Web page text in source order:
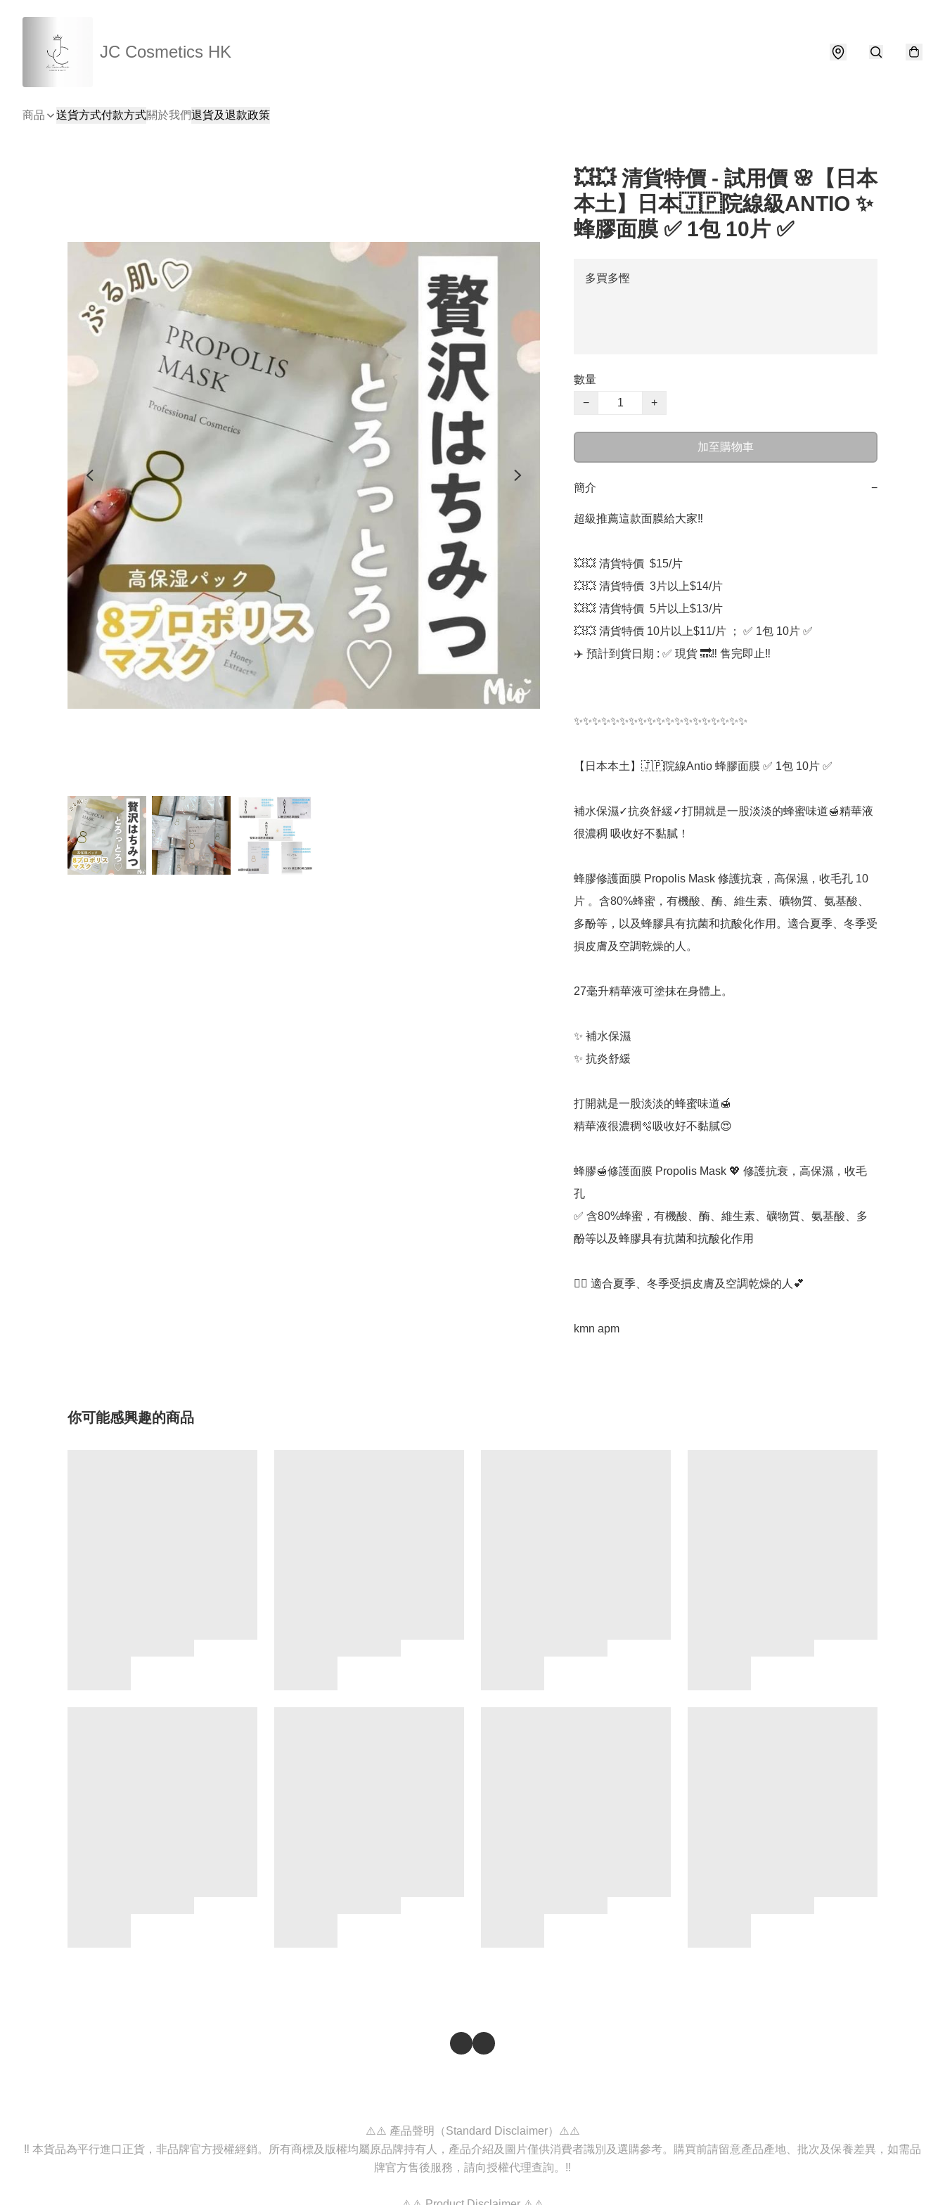
JC Cosmetics HK
商品 送貨方式付款方式關於我們退貨及退款政策
💥💥 清貨特價 - 試用價 🌸【日本
本土】日本🇯🇵院線級ANTIO ✨
蜂膠面膜 ✅ 1包 10片 ✅
多買多慳
數量
−
+
加至購物車
簡介 −
超級推薦這款面膜給大家‼️
💥💥 清貨特價  $15/片
💥💥 清貨特價  3片以上$14/片
💥💥 清貨特價  5片以上$13/片
💥💥 清貨特價 10片以上$11/片 ； ✅ 1包 10片 ✅
✈️ 預計到貨日期 : ✅ 現貨 🔜‼️ 售完即止‼️
✨✨✨✨✨✨✨✨✨✨✨✨✨✨✨✨✨✨✨
【日本本土】🇯🇵院線Antio 蜂膠面膜 ✅ 1包 10片 ✅
補水保濕✓抗炎舒緩✓打開就是一股淡淡的蜂蜜味道🍯精華液
很濃稠 吸收好不黏膩！
蜂膠修護面膜 Propolis Mask 修護抗衰，高保濕，收毛孔 10
片 。含80%蜂蜜，有機酸、酶、維生素、礦物質、氨基酸、
多酚等，以及蜂膠具有抗菌和抗酸化作用。適合夏季、冬季受
損皮膚及空調乾燥的人。
27毫升精華液可塗抹在身體上。
✨ 補水保濕
✨ 抗炎舒緩
打開就是一股淡淡的蜂蜜味道🍯
精華液很濃稠🫧吸收好不黏膩😍
蜂膠🍯修護面膜 Propolis Mask 💖 修護抗衰，高保濕，收毛
孔
✅ 含80%蜂蜜，有機酸、酶、維生素、礦物質、氨基酸、多
酚等以及蜂膠具有抗菌和抗酸化作用
👉🏻 適合夏季、冬季受損皮膚及空調乾燥的人💕
kmn apm
你可能感興趣的商品
⚠️⚠️ 產品聲明（Standard Disclaimer）⚠️⚠️
‼️ 本貨品為平行進口正貨，非品牌官方授權經銷。所有商標及版權均屬原品牌持有人，產品介紹及圖片僅供消費者識別及選購參考。購買前請留意產品產地、批次及保養差異，如需品
牌官方售後服務，請向授權代理查詢。‼️